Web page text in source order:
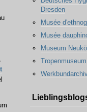
Dresden
Musée
Musée
Museum